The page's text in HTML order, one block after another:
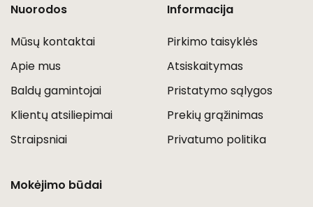
Nuorodos
Mūsų kontaktai
Apie mus
Baldų gamintojai
Klientų atsiliepimai
Straipsniai
Informacija
Pirkimo taisyklės
Atsiskaitymas
Pristatymo sąlygos
Prekių grąžinimas
Privatumo politika
Mokėjimo būdai